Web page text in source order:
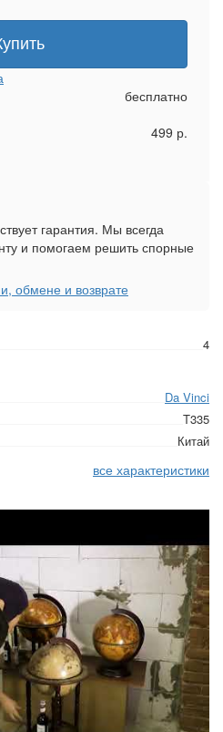
4
Da Vinci
T335
Китай
все характеристики
бесплатно
499 р.
гарантия. Мы всегда
и помогаем решить спорные
обмене и возврате